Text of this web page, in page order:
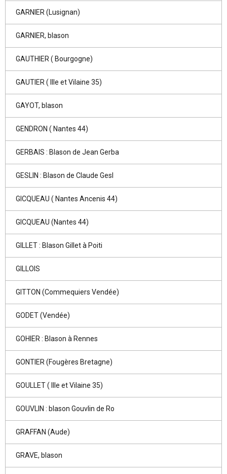
GARNIER (Lusignan)
GARNIER, blason
GAUTHIER ( Bourgogne)
GAUTIER ( Ille et Vilaine 35)
GAYOT, blason
GENDRON ( Nantes 44)
GERBAIS : Blason de Jean Gerba
GESLIN : Blason de Claude Gesl
GICQUEAU ( Nantes Ancenis 44)
GICQUEAU (Nantes 44)
GILLET : Blason Gillet à Poiti
GILLOIS
GITTON (Commequiers Vendée)
GODET (Vendée)
GOHIER : Blason à Rennes
GONTIER (Fougères Bretagne)
GOULLET ( Ille et Vilaine 35)
GOUVLIN : blason Gouvlin de Ro
GRAFFAN (Aude)
GRAVE, blason